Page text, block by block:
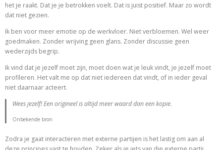
het je raakt. Dat je je betrokken voelt. Dat is juist positief. Maar zo wordt
dat niet gezien.
Ik ben voor meer emotie op de werkvloer. Niet verbloemen. Wel weer
goedmaken. Zonder wrijving geen glans. Zonder discussie geen
wederzijds begrip.
Ik vind dat je jezelf moet zijn, moet doen wat je leuk vindt, je jezelf moet
profileren. Het valt me op dat niet iedereen dat vindt, of in ieder geval
niet daarnaar acteert.
Wees jezelf! Een origineel is altijd meer waard dan een kopie.
Onbekende bron
Zodra je gaat interacteren met externe partijen is het lastig om aan al